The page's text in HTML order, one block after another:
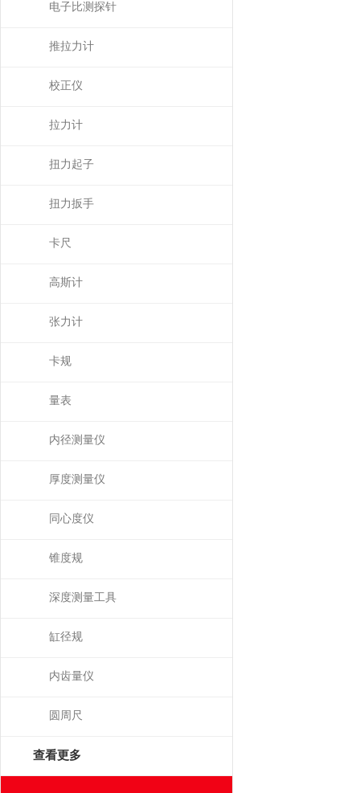
电子比测探针
推拉力计
校正仪
拉力计
扭力起子
扭力扳手
卡尺
高斯计
张力计
卡规
量表
内径测量仪
厚度测量仪
同心度仪
锥度规
深度测量工具
缸径规
内齿量仪
圆周尺
查看更多